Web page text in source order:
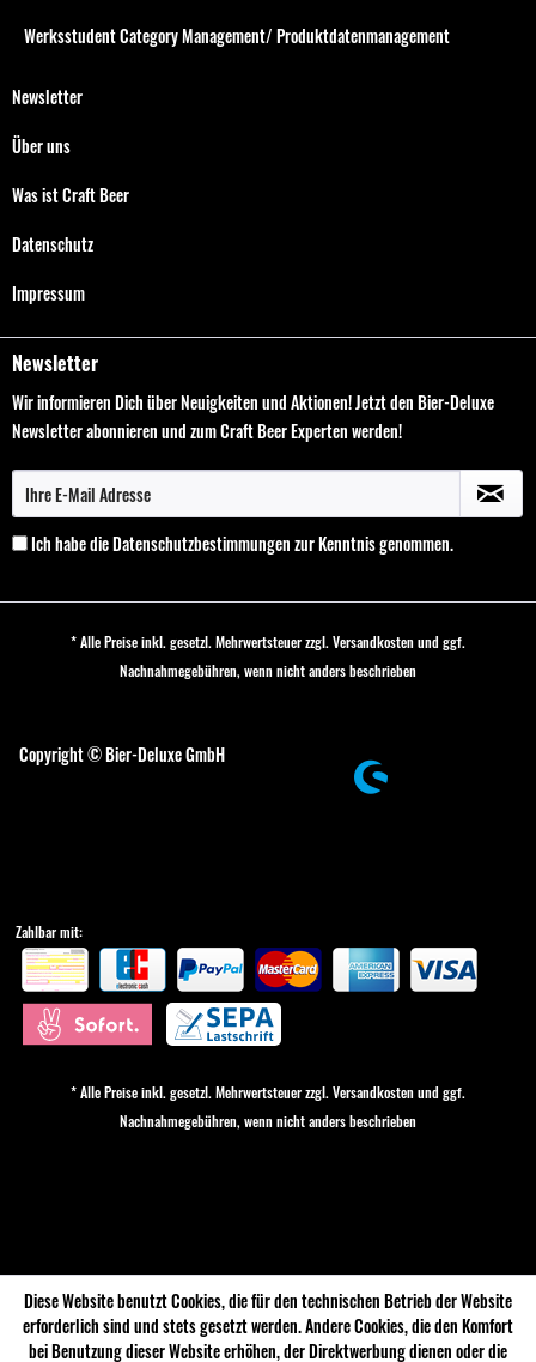
Werksstudent Category Management/ Produktdatenmanagement
Newsletter
Über uns
Was ist Craft Beer
Datenschutz
Impressum
Newsletter
Wir informieren Dich über Neuigkeiten und Aktionen! Jetzt den Bier-Deluxe
Newsletter abonnieren und zum Craft Beer Experten werden!
Ich habe dieDatenschutzbestimmungenzur Kenntnis genommen.
* Alle Preise inkl. gesetzl. Mehrwertsteuer zzgl. Versandkostenund ggf.
Nachnahmegebühren, wenn nicht anders beschrieben
Copyright © Bier-Deluxe GmbH
Zahlbar mit:
* Alle Preise inkl. gesetzl. Mehrwertsteuer zzgl. Versandkostenund ggf.
Nachnahmegebühren, wenn nicht anders beschrieben
Diese Website benutzt Cookies, die für den technischen Betrieb der Website
erforderlich sind und stets gesetzt werden. Andere Cookies, die den Komfort
bei Benutzung dieser Website erhöhen, der Direktwerbung dienen oder die